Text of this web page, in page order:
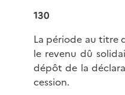
130
La période au titre
le revenu dû
dépôt de la
cession.